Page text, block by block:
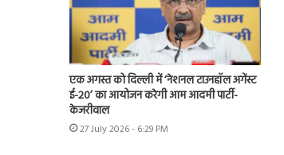
एक अगस्त को दिल्ली में ‘नेशनल टाउनहॉल अगेंस्ट
ई-20’ का आयोजन करेगी आम आदमी पार्टी-
केजरीवाल
27 July 2026 - 6:29 PM